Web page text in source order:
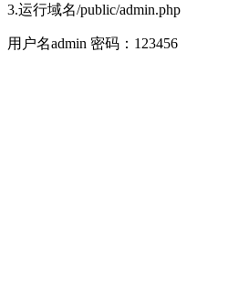
3.运行域名/public/admin.php
用户名admin 密码：123456